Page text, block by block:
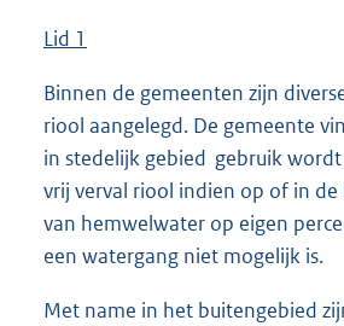
Lid 1
Binnen de gemeenten zijn
riool aangelegd. De gemeente
in stedelijk gebied gebruik
vrij verval riool indien op of in
van hemwelwater op eigen
een watergang niet mogelijk is.
Met name in het buitengebied